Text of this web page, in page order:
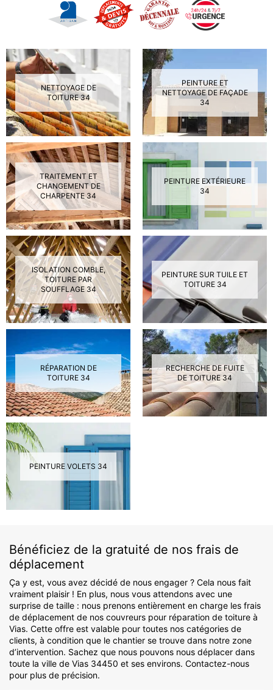
NETTOYAGE DE
TOITURE 34
PEINTURE ET
NETTOYAGE DE FAÇADE
34
TRAITEMENT ET
CHANGEMENT DE
CHARPENTE 34
PEINTURE EXTÉRIEURE
34
ISOLATION COMBLE,
TOITURE PAR
SOUFFLAGE 34
PEINTURE SUR TUILE ET
TOITURE 34
RÉPARATION DE
TOITURE 34
RECHERCHE DE FUITE
DE TOITURE 34
PEINTURE VOLETS 34
Bénéficiez de la gratuité de nos frais de
déplacement
Ça y est, vous avez décidé de nous engager ? Cela nous fait
vraiment plaisir ! En plus, nous vous attendons avec une
surprise de taille : nous prenons entièrement en charge les frais
de déplacement de nos couvreurs pour réparation de toiture à
Vias. Cette offre est valable pour toutes nos catégories de
clients, à condition que le chantier se trouve dans notre zone
d’intervention. Sachez que nous pouvons nous déplacer dans
toute la ville de Vias 34450 et ses environs. Contactez-nous
pour plus de précision.